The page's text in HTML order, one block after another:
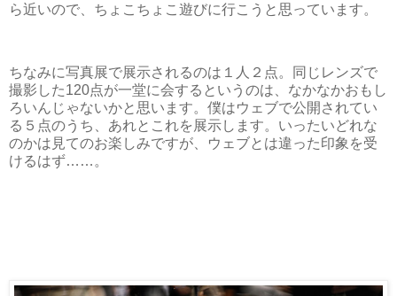
ら近いので、ちょこちょこ遊びに行こうと思っています。
ちなみに写真展で展示されるのは１人２点。同じレンズで
撮影した120点が一堂に会するというのは、なかなかおもし
ろいんじゃないかと思います。僕はウェブで公開されてい
る５点のうち、あれとこれを展示します。いったいどれな
のかは見てのお楽しみですが、ウェブとは違った印象を受
けるはず……。